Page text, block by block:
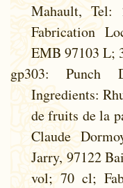
Mahault,
Fabrication
EMB 97103 L;
gp303: Punch
Ingredients:
de fruits de la
Claude
Jarry, 97122
vol; 70 cl;